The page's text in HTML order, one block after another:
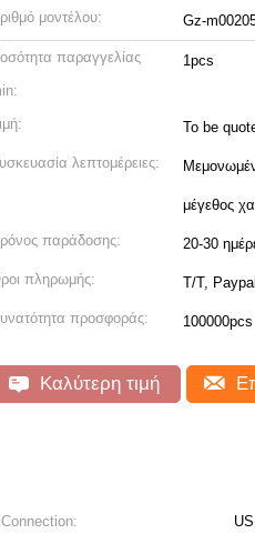
μοντέλου: Gz-
παραγγελίας
1pcs
To be
λεπτομέρειες:
μέγεθος
παράδοσης: 20-30
πληρωμής: T/T, Paypal
προσφοράς: 100000pcs
Καλύτερη τιμή
Connection: